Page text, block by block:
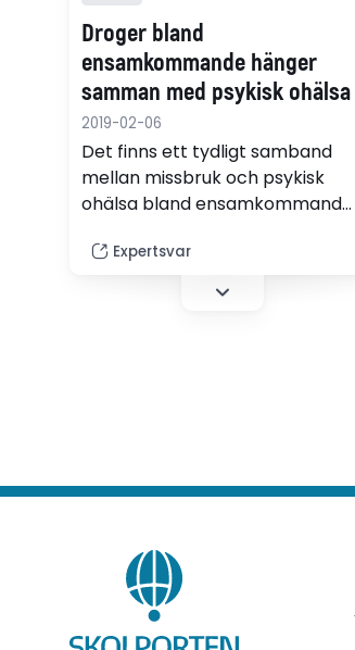
Droger bland
ensamkommande hänger
samman med psykisk ohälsa
2019-02-06
Det finns ett tydligt samband
mellan missbruk och psykisk
ohälsa bland ensamkommande
av ensamkommande ungdomar
som varit i kontakt med Maria
Expertsvar